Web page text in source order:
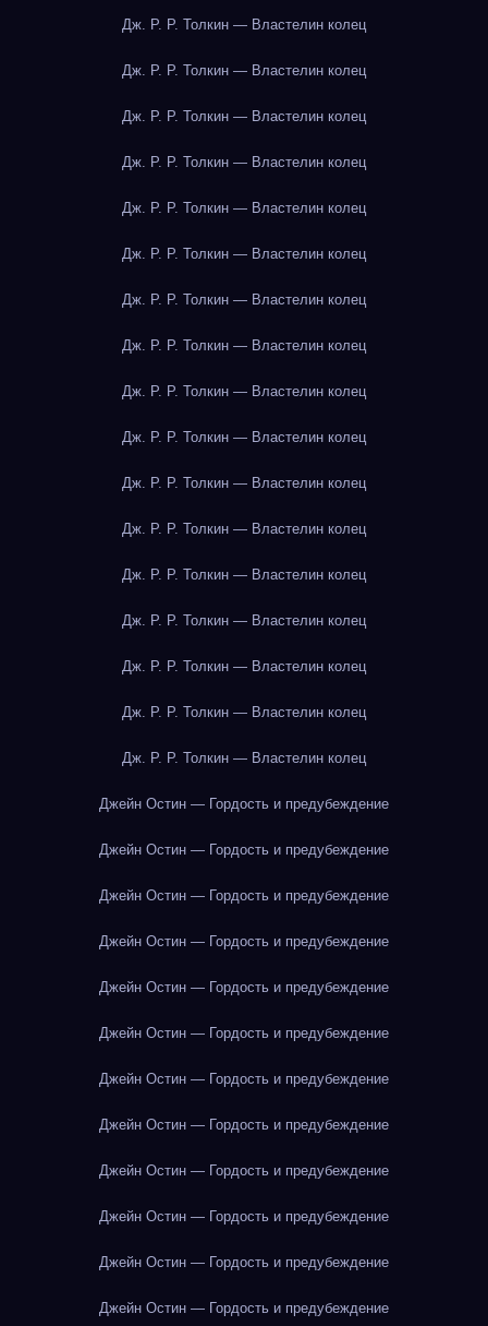
Дж. Р. Р. Толкин — Властелин колец
Дж. Р. Р. Толкин — Властелин колец
Дж. Р. Р. Толкин — Властелин колец
Дж. Р. Р. Толкин — Властелин колец
Дж. Р. Р. Толкин — Властелин колец
Дж. Р. Р. Толкин — Властелин колец
Дж. Р. Р. Толкин — Властелин колец
Дж. Р. Р. Толкин — Властелин колец
Дж. Р. Р. Толкин — Властелин колец
Дж. Р. Р. Толкин — Властелин колец
Дж. Р. Р. Толкин — Властелин колец
Дж. Р. Р. Толкин — Властелин колец
Дж. Р. Р. Толкин — Властелин колец
Дж. Р. Р. Толкин — Властелин колец
Дж. Р. Р. Толкин — Властелин колец
Дж. Р. Р. Толкин — Властелин колец
Дж. Р. Р. Толкин — Властелин колец
Джейн Остин — Гордость и предубеждение
Джейн Остин — Гордость и предубеждение
Джейн Остин — Гордость и предубеждение
Джейн Остин — Гордость и предубеждение
Джейн Остин — Гордость и предубеждение
Джейн Остин — Гордость и предубеждение
Джейн Остин — Гордость и предубеждение
Джейн Остин — Гордость и предубеждение
Джейн Остин — Гордость и предубеждение
Джейн Остин — Гордость и предубеждение
Джейн Остин — Гордость и предубеждение
Джейн Остин — Гордость и предубеждение